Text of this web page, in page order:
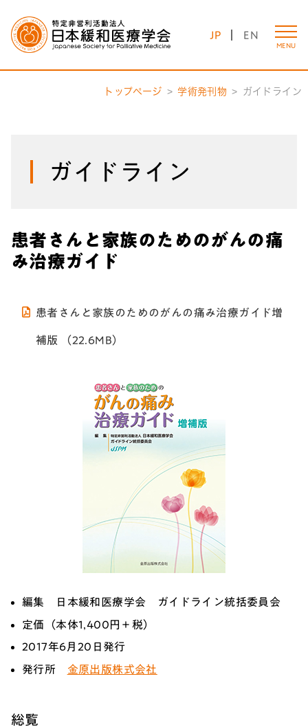
JP EN
MENU
トップページ 学術発刊物 ガイドライン
ガイドライン
患者さんと家族のためのがんの痛
み治療ガイド
患者さんと家族のためのがんの痛み治療ガイド増
補版 （22.6MB）
編集 日本緩和医療学会 ガイドライン統括委員会
定価（本体1,400円＋税）
2017年6月20日発行
発行所 金原出版株式会社
総覧